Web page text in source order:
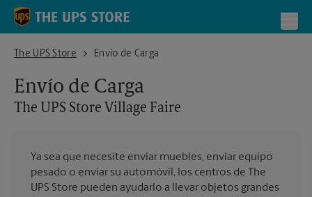
Skip to content
Return to Nav
The UPS Store
The UPS Store Village Faire
Envío de Carga
Envío de Carga
The UPS Store Village Faire
Ya sea que necesite enviar muebles, enviar equipo
pesado o enviar su automóvil, los centros de The
UPS Store pueden ayudarlo a llevar objetos grandes